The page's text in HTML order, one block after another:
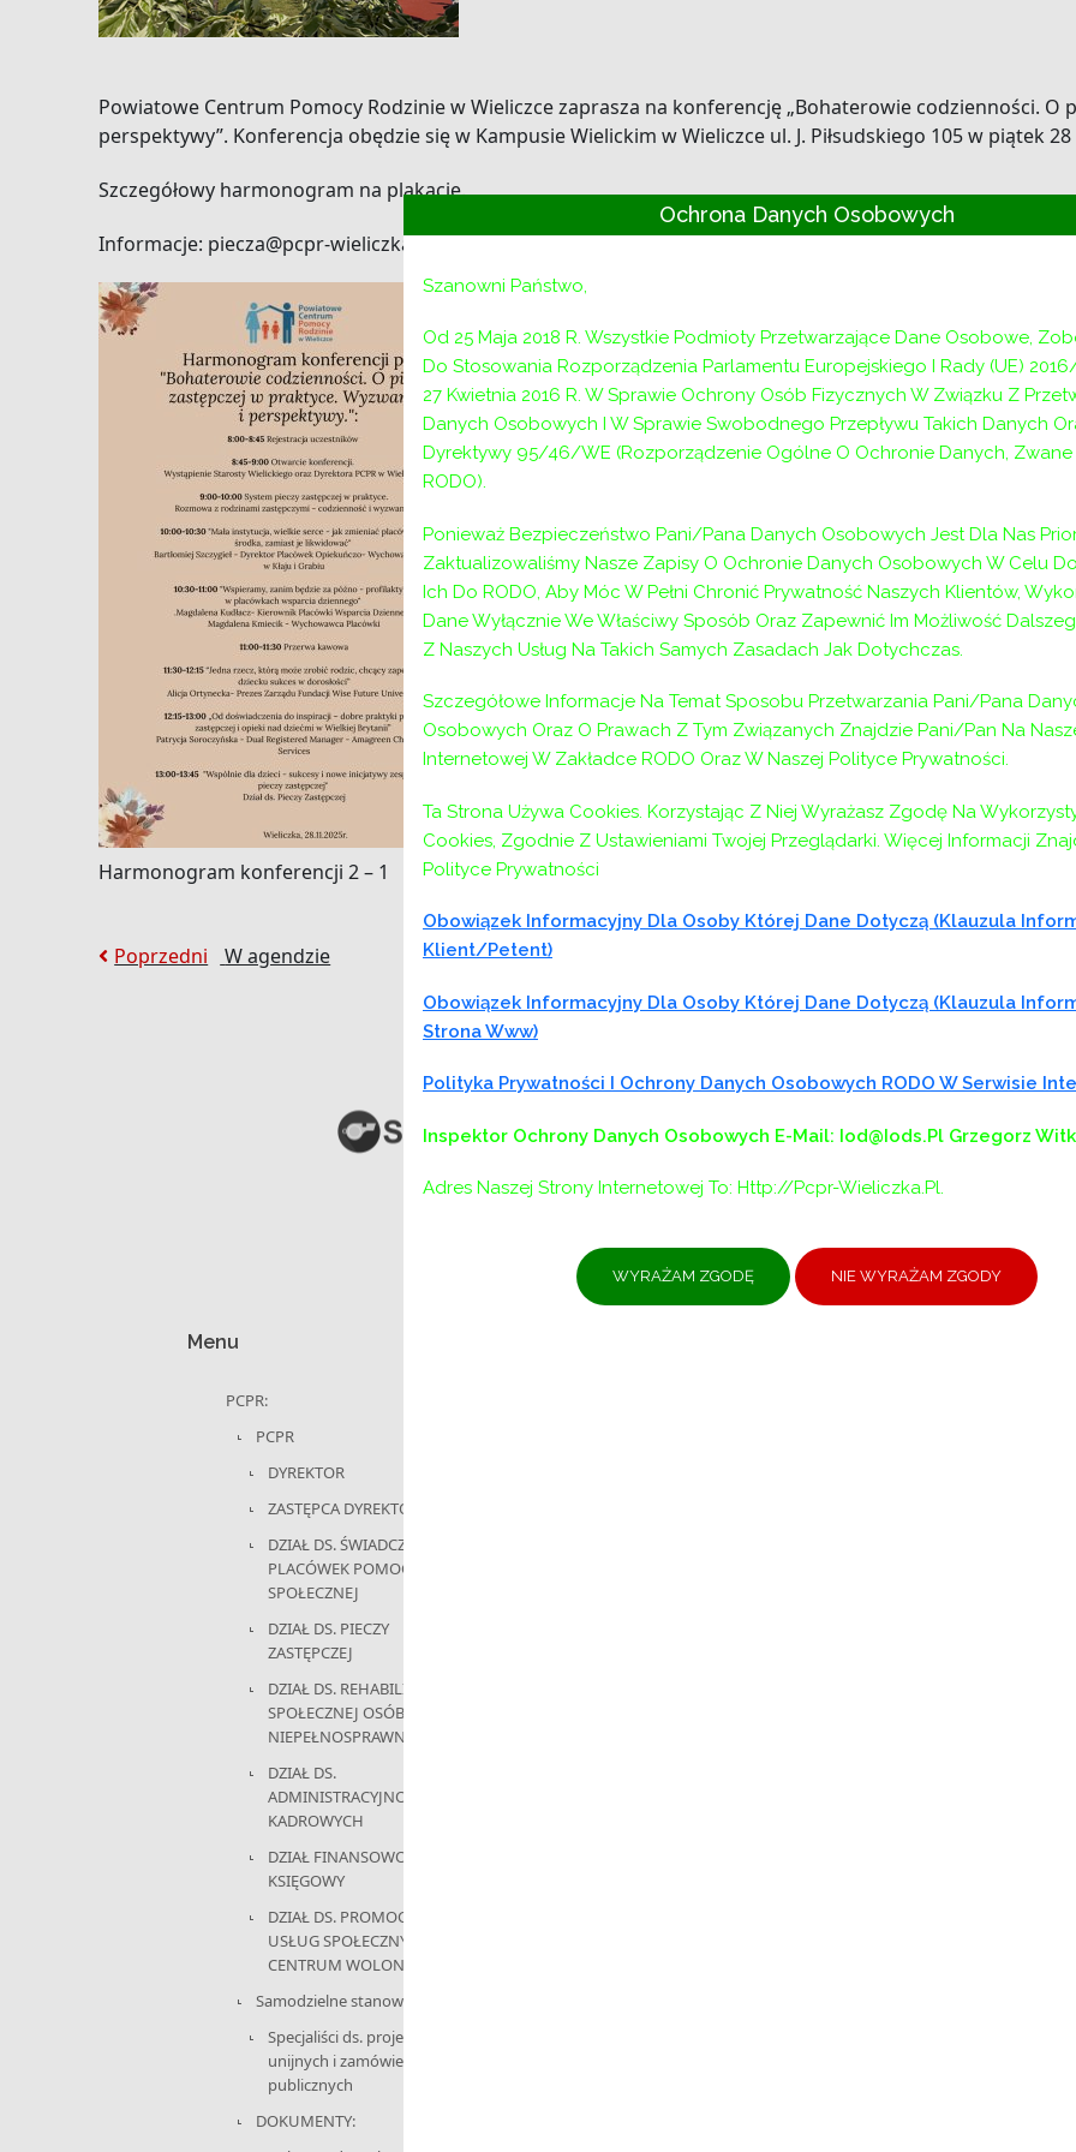
Ochrona Danych Osobowych
Szanowni Państwo,
Od 25 Maja 2018 R. Wszystkie Podmioty Przetwarzające Dane Osobowe,
Do Stosowania Rozporządzenia Parlamentu Europejskiego I Rady (UE)
27 Kwietnia 2016 R. W Sprawie Ochrony Osób Fizycznych W Związku Z
Danych Osobowych I W Sprawie Swobodnego Przepływu Takich Danych
Dyrektywy 95/46/WE (Rozporządzenie Ogólne O Ochronie Danych, Zwane
RODO).
Ponieważ Bezpieczeństwo Pani/Pana Danych Osobowych Jest Dla Nas
Zaktualizowaliśmy Nasze Zapisy O Ochronie Danych Osobowych W Celu
Ich Do RODO, Aby Móc W Pełni Chronić Prywatność Naszych Klientów,
Dane Wyłącznie We Właściwy Sposób Oraz Zapewnić Im Możliwość
Z Naszych Usług Na Takich Samych Zasadach Jak Dotychczas.
Szczegółowe Informacje Na Temat Sposobu Przetwarzania Pani/Pana
Osobowych Oraz O Prawach Z Tym Związanych Znajdzie Pani/Pan Na
Internetowej W Zakładce RODO Oraz W Naszej Polityce Prywatności.
Ta Strona Używa Cookies. Korzystając Z Niej Wyrażasz Zgodę Na
Cookies, Zgodnie Z Ustawieniami Twojej Przeglądarki. Więcej Informacji
Polityce Prywatności
Obowiązek Informacyjny Dla Osoby Której Dane Dotyczą (klauzula
Klient/petent)
Obowiązek Informacyjny Dla Osoby Której Dane Dotyczą (klauzula
Strona Www)
Polityka Prywatności I Ochrony Danych Osobowych RODO W Serwisie
Inspektor Ochrony Danych Osobowych E-Mail: Iod@iods.pl Grzegorz
Adres Naszej Strony Internetowej To: Http://pcpr-Wieliczka.pl.
Powiatowe Centrum Pomocy Rodzinie w Wieliczce zaprasza na konferencję „Bohaterowie codzienności. O
perspektywy”. Konferencja obędzie się w Kampusie Wielickim w Wieliczce ul. J. Piłsudskiego 105 w piątek
Szczegółowy harmonogram na plakacie.
Informacje: piecza@pcpr-wieliczka.pl, tel. 12 288 02 20.
Harmonogram konferencji 2 – 1
Nawigacja
Poprzedni Poprzedni:
W agendzie
Menu
PCPR:
PCPR
DYREKTOR
ZASTĘPCA DYREKTORA
DZIAŁ DS. ŚWIADCZEŃ I
PLACÓWEK POMOCY
SPOŁECZNEJ
DZIAŁ DS. PIECZY
ZASTĘPCZEJ
DZIAŁ DS. REHABILITACJI
SPOŁECZNEJ OSÓB
NIEPEŁNOSPRAWNYCH
DZIAŁ DS.
ADMINISTRACYJNO-
KADROWYCH
DZIAŁ FINANSOWO-
KSIĘGOWY
DZIAŁ DS. PROMOCJI,
USŁUG SPOŁECZNYCH I
CENTRUM WOLONTARIATU
Samodzielne stanowisko:
Specjaliści ds. projektów
unijnych i zamówień
publicznych
DOKUMENTY: